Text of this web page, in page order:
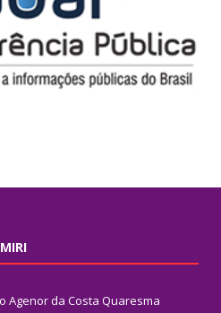
Agenor da Costa Quaresma